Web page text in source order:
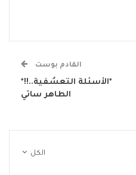
القادم بوست
*الأسئلة التعسُفية..!!*
الطاهر ساتي
الكل